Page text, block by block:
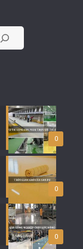
0
0
0